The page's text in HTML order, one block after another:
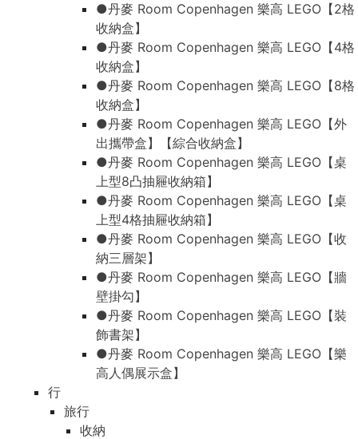
●丹麥 Room Copenhagen 樂高 LEGO【2格
收納盒】
●丹麥 Room Copenhagen 樂高 LEGO【4格
收納盒】
●丹麥 Room Copenhagen 樂高 LEGO【8格
收納盒】
●丹麥 Room Copenhagen 樂高 LEGO【外
出攜帶盒】【綜合收納盒】
●丹麥 Room Copenhagen 樂高 LEGO【桌
上型8凸抽屜收納箱】
●丹麥 Room Copenhagen 樂高 LEGO【桌
上型4格抽屜收納箱】
●丹麥 Room Copenhagen 樂高 LEGO【收
納三層架】
●丹麥 Room Copenhagen 樂高 LEGO【牆
壁掛勾】
●丹麥 Room Copenhagen 樂高 LEGO【裝
飾書架】
●丹麥 Room Copenhagen 樂高 LEGO【樂
高人偶展示盒】
行
旅行
收納